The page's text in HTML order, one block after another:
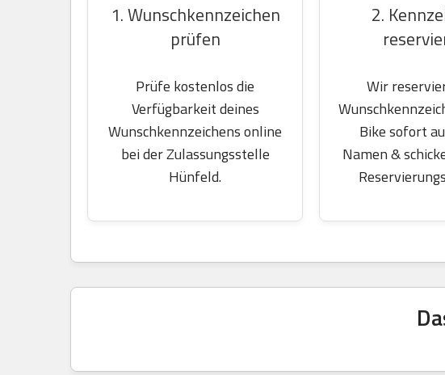
1. Wunschkennzeichen
prüfen
Prüfe kostenlos die
Verfügbarkeit deines
Wunschkennzeichens online
bei der Zulassungsstelle
Hünfeld.
2.
Wir
Bike sofort
Namen &